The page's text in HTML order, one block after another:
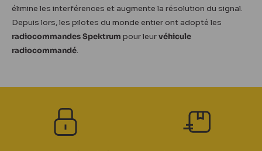
élimine les interférences et augmente la résolution du signal.
Depuis lors, les pilotes du monde entier ont adopté les
radiocommandes Spektrum pour leurvéhicule
radiocommandé.